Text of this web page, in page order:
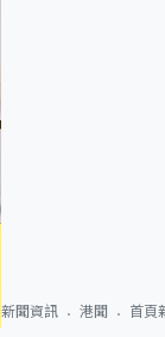
新聞資訊 港聞 首頁